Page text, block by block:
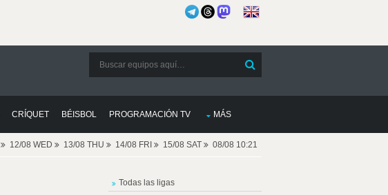
CRÍQUET BÉISBOL PROGRAMACIÓN TV MÁS
12/08 WED 13/08 THU 14/08 FRI 15/08 SAT 08/08 10:21
Todas las ligas